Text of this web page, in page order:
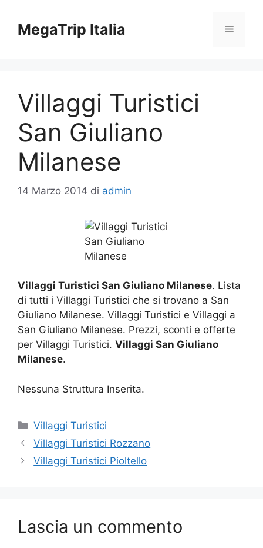
contenuto
MegaTrip Italia Menu
Villaggi Turistici
San Giuliano
Milanese
14 Marzo 2014 di admin
Villaggi Turistici San Giuliano Milanese. Lista
di tutti i Villaggi Turistici che si trovano a San
Giuliano Milanese. Villaggi Turistici e Villaggi a
San Giuliano Milanese. Prezzi, sconti e offerte
per Villaggi Turistici. Villaggi San Giuliano
Milanese.
Nessuna Struttura Inserita.
Categorie
Villaggi Turistici
Villaggi Turistici Rozzano
Villaggi Turistici Pioltello
Lascia un commento